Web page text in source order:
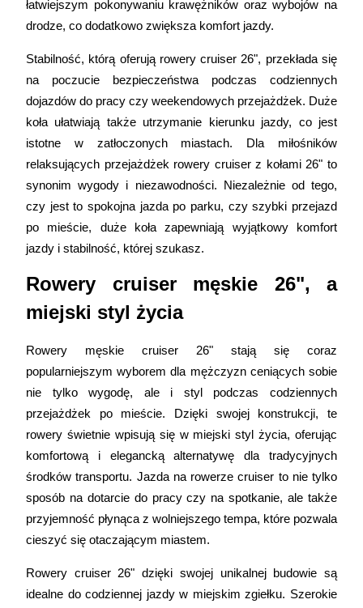
łatwiejszym pokonywaniu krawężników oraz wybojów na
drodze, co dodatkowo zwiększa komfort jazdy.
Stabilność, którą oferują rowery cruiser 26", przekłada się
na poczucie bezpieczeństwa podczas codziennych
dojazdów do pracy czy weekendowych przejażdżek. Duże
koła ułatwiają także utrzymanie kierunku jazdy, co jest
istotne w zatłoczonych miastach. Dla miłośników
relaksujących przejażdżek rowery cruiser z kołami 26" to
synonim wygody i niezawodności. Niezależnie od tego,
czy jest to spokojna jazda po parku, czy szybki przejazd
po mieście, duże koła zapewniają wyjątkowy komfort
jazdy i stabilność, której szukasz.
Rowery cruiser męskie 26", a
miejski styl życia
Rowery męskie cruiser 26" stają się coraz
popularniejszym wyborem dla mężczyzn ceniących sobie
nie tylko wygodę, ale i styl podczas codziennych
przejażdżek po mieście. Dzięki swojej konstrukcji, te
rowery świetnie wpisują się w miejski styl życia, oferując
komfortową i elegancką alternatywę dla tradycyjnych
środków transportu. Jazda na rowerze cruiser to nie tylko
sposób na dotarcie do pracy czy na spotkanie, ale także
przyjemność płynąca z wolniejszego tempa, które pozwala
cieszyć się otaczającym miastem.
Rowery cruiser 26" dzięki swojej unikalnej budowie są
idealne do codziennej jazdy w miejskim zgiełku. Szerokie